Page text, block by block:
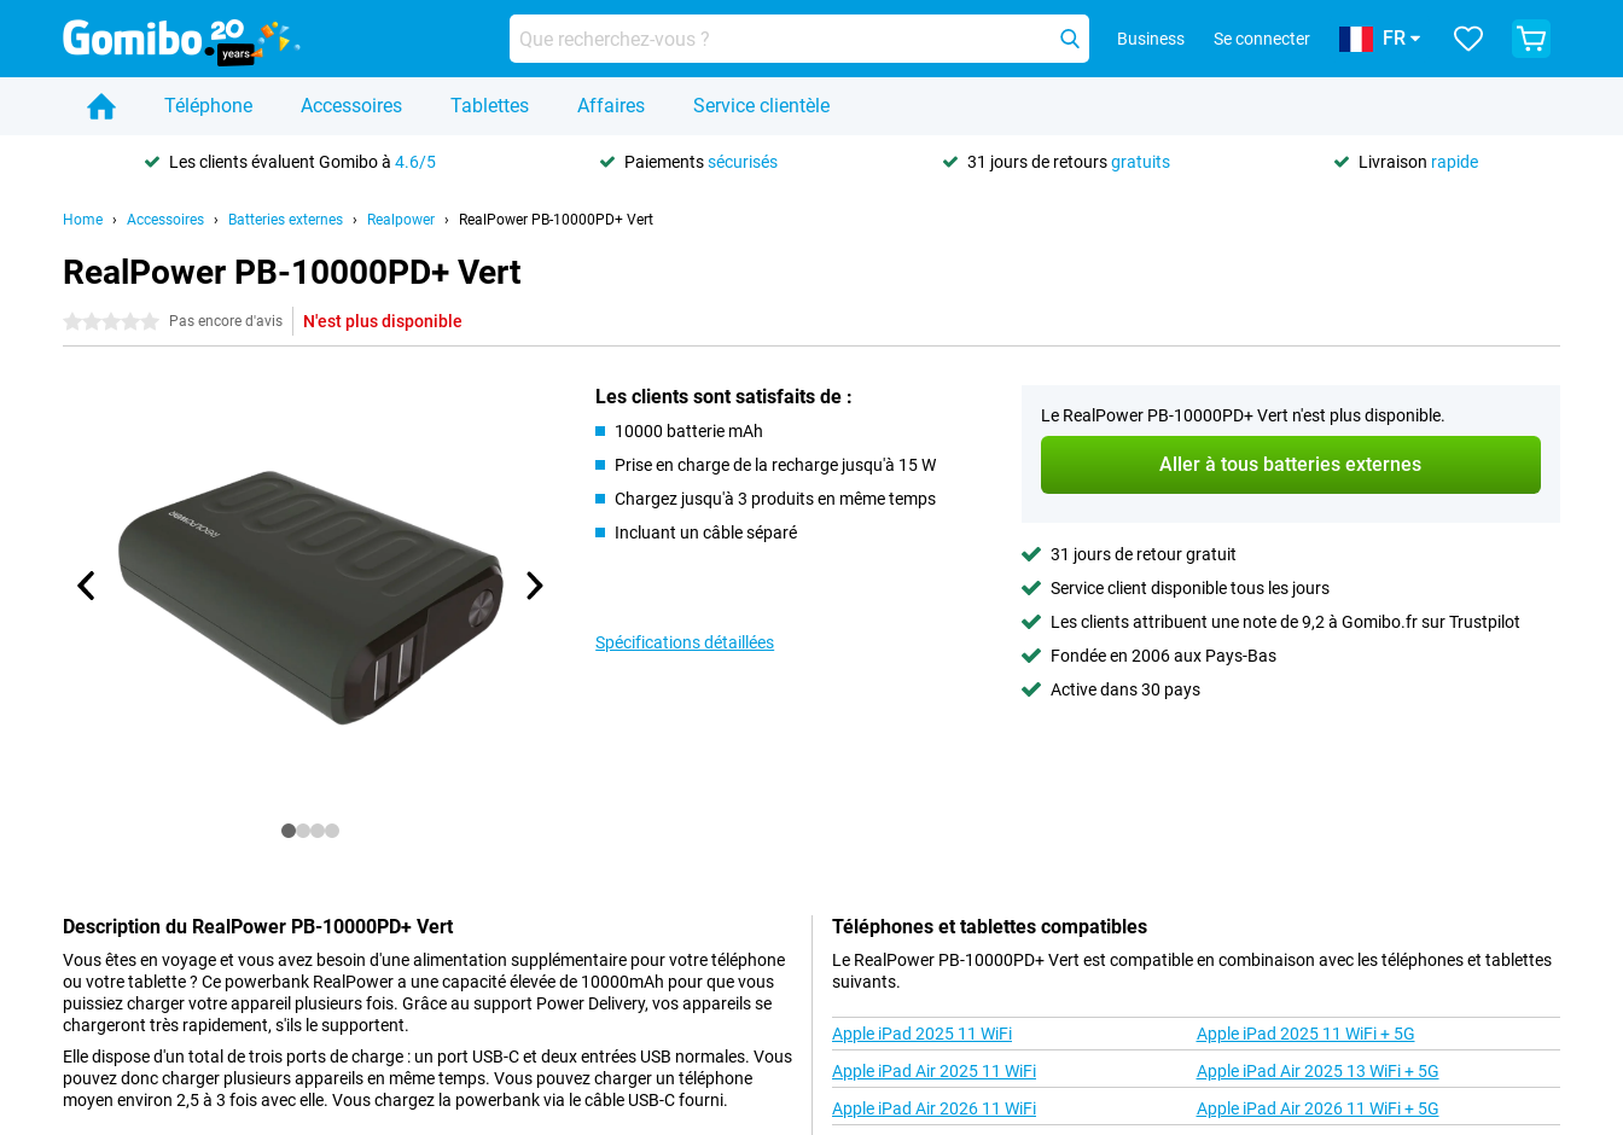
Business Se connecter FR
Téléphone Accessoires Tablettes Affaires Service clientèle
Les clients évaluent Gomibo à4.6/5 Paiementssécurisés 31 jours de retoursgratuits Livraison rapide
Home Accessoires Batteries externes Realpower RealPower PB-10000PD+ Vert
RealPower PB-10000PD+ Vert
0 étoiles Pas encore d'avis N'est plus disponible
Les clients sont satisfaits de :
10000 batterie mAh
Prise en charge de la recharge jusqu'à 15 W
Chargez jusqu'à 3 produits en même temps
Incluant un câble séparé
Spécifications détaillées
Le RealPower PB-10000PD+ Vert n'est plus disponible.
Aller à tous batteries externes
31 jours de retour gratuit
Service client disponible tous les jours
Les clients attribuent une note de 9,2 à Gomibo.fr sur Trustpilot
Fondée en 2006 aux Pays-Bas
Active dans 30 pays
Description du RealPower PB-10000PD+ Vert
Vous êtes en voyage et vous avez besoin d'une alimentation supplémentaire pour votre téléphone
ou votre tablette ? Ce powerbank RealPower a une capacité élevée de 10000mAh pour que vous
puissiez charger votre appareil plusieurs fois. Grâce au support Power Delivery, vos appareils se
chargeront très rapidement, s'ils le supportent.
Elle dispose d'un total de trois ports de charge : un port USB-C et deux entrées USB normales. Vous
pouvez donc charger plusieurs appareils en même temps. Vous pouvez charger un téléphone
moyen environ 2,5 à 3 fois avec elle. Vous chargez la powerbank via le câble USB-C fourni.
Téléphones et tablettes compatibles
Le RealPower PB-10000PD+ Vert est compatible en combinaison avec les téléphones et tablettes
suivants.
Apple iPad 2025 11 WiFi
Apple iPad 2025 11 WiFi + 5G
Apple iPad Air 2025 11 WiFi
Apple iPad Air 2025 13 WiFi + 5G
Apple iPad Air 2026 11 WiFi
Apple iPad Air 2026 11 WiFi + 5G